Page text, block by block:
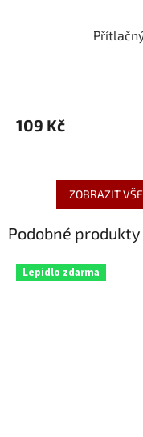
109 Kč
ZOBRAZIT
Podobné produkty
Lepidlo zdarma